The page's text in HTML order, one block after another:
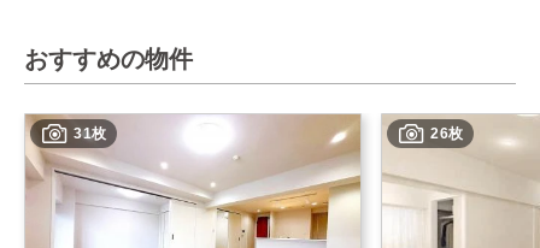
おすすめの物件
31枚 26枚